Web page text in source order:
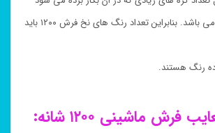
دارای نقوش بسیاری می باشد. بنابراین تعداد رنگ های نخ فرش ۱۲۰۰ باید
رنگ هستند.
فرش ماشینی ۱۲۰۰ شانه: